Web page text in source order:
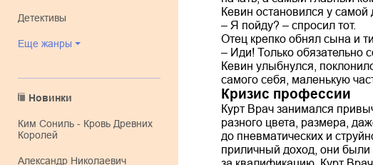
детективы
Еще жанры
Новинки
Ким Сониль - Кровь Древних
Королей
Александр Николаевич
Кевин остановился у самой
– Я пойду? – спросил тот.
Отец крепко обнял сына и
– Иди! Только
Кевин улыбнулся,
самого себя, маленькую
Кризис профессии
Курт Врач занимался
разного цвета, размера,
до пневматических и
приличный доход, они были